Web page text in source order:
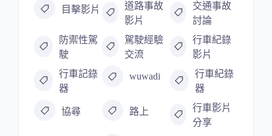
目擊影片
道路事故
影片
交通事故
討論
防禦性駕
駛
駕駛經驗
交流
行車紀錄
影片
行車記錄
器
wuwadi
行車紀錄
器
協尋 路上
行車影片
分享